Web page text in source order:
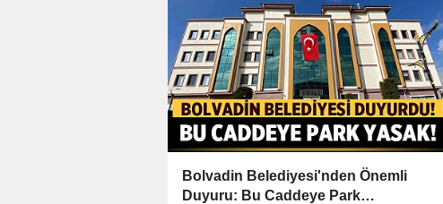
Bolvadin Belediyesi'nden Önemli
Duyuru: Bu Caddeye Park